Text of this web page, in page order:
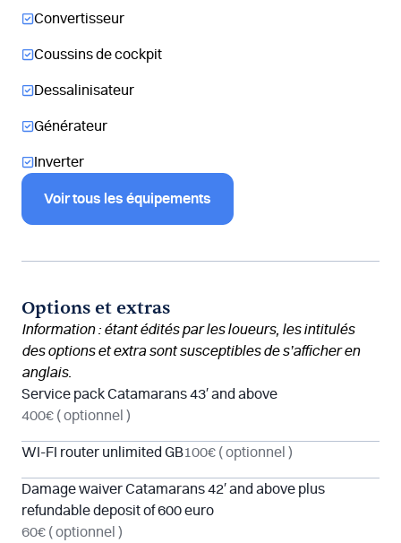
Convertisseur
Coussins de cockpit
Dessalinisateur
Générateur
Inverter
Voir tous les équipements
Options et extras
Information : étant édités par les loueurs, les intitulés
des options et extra sont susceptibles de s’afficher en
anglais.
Service pack Catamarans 43′ and above
400€ ( optionnel )
WI-FI router unlimited GB100€ ( optionnel )
Damage waiver Catamarans 42′ and above plus
refundable deposit of 600 euro
60€ ( optionnel )